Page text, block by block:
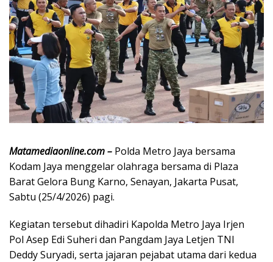
Matamediaonline.com – Polda Metro Jaya bersama
Kodam Jaya menggelar olahraga bersama di Plaza
BaratGelora Bung Karno, Senayan, Jakarta Pusat,
Sabtu (25/4/2026) pagi.
Kegiatan tersebut dihadiri Kapolda Metro Jaya Irjen
Pol Asep Edi Suheri dan Pangdam Jaya Letjen TNI
Deddy Suryadi, serta jajaran pejabat utama dari kedua